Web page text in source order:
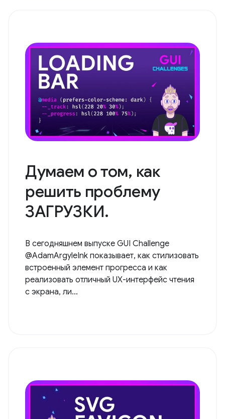
Думаем о том, как
решить проблему
ЗАГРУЗКИ.
В сегодняшнем выпуске GUI Challenge
@AdamArgyleInk показывает, как стилизовать
встроенный элемент прогресса и как
реализовать отличный UX-интерфейс чтения
с экрана, ли...